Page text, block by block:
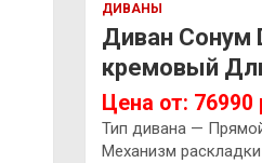
ДИВАНЫ
Диван Сонум
кремовый
Цена от: 76990
Тип дивана —
Механизм